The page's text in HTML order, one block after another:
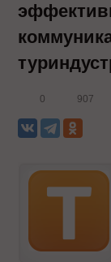
0 907